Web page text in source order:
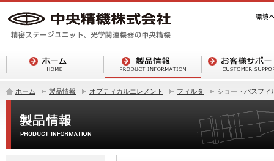
ホーム 製品情報 オプティカルエレメント フィルタ ショートパスフィ